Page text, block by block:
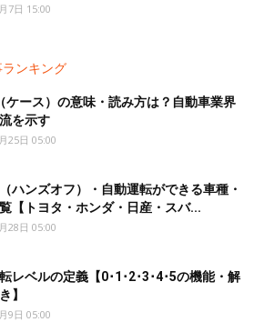
7日 15:00
ランキング
ケース）の意味・読み方は？自動車業界
を示す
25日 05:00
ハンズオフ）・自動運転ができる車種・
【トヨタ・ホンダ・日産・スバ...
28日 05:00
レベルの定義【0･1･2･3･4･5の機能・解
】
9日 05:00